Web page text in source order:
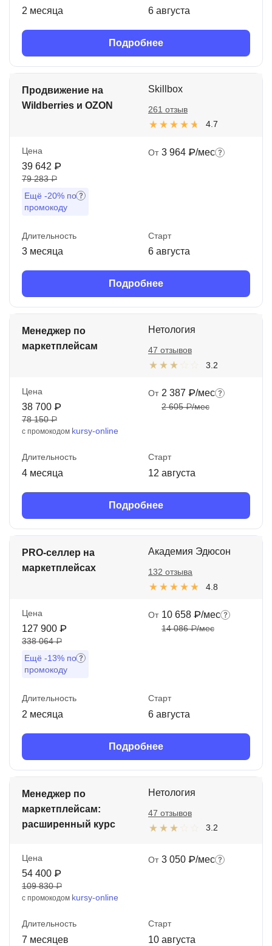
2 месяца 6 августа
Подробнее
Продвижение на
Wildberries и OZON
Skillbox
4.7
261 отзыв
Цена
39 642 ₽
79 283 ₽
Ещё -20% по
промокоду
От 3 964 ₽/мес
Длительность
3 месяца
Старт
6 августа
Подробнее
Менеджер по
маркетплейсам
Нетология
3.2
47 отзывов
Цена
38 700 ₽
78 150 ₽
с промокодом kursy-online
От 2 387 ₽/мес
2 605 ₽/мес
Длительность
4 месяца
Старт
12 августа
Подробнее
PRO-селлер на
маркетплейсах
Академия Эдюсон
4.8
132 отзыва
Цена
127 900 ₽
338 064 ₽
Ещё -13% по
промокоду
От 10 658 ₽/мес
14 086 ₽/мес
Длительность
2 месяца
Старт
6 августа
Подробнее
Менеджер по
маркетплейсам:
расширенный курс
Нетология
3.2
47 отзывов
Цена
54 400 ₽
109 830 ₽
с промокодом kursy-online
От 3 050 ₽/мес
Длительность
7 месяцев
Старт
10 августа